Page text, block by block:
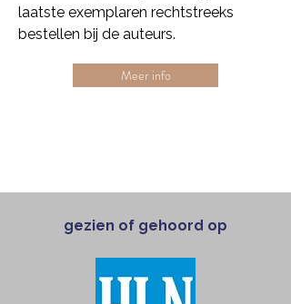
laatste exemplaren rechtstreeks
bestellen bij de auteurs.
Meer info
gezien of gehoord op